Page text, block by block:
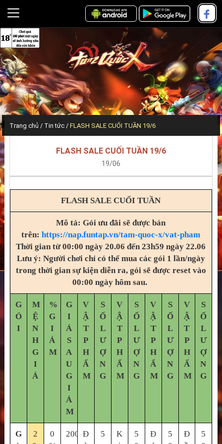
Trang chủ Tin tức FLASH SALE CUỐI TUẦN 19/6
FLASH SALE CUỐI TUẦN 19/6
19/06
FLASH SALE CUỐI TUẦN
Mô tả: Gói ưu đãi sẽ được bán
trên:https://nap.funtap.vn/tam-quoc-x/vat-pham
Thời gian từ 00:00 ngày 20.06 đến 23h59 ngày 22.06
Lưu ý: Người chơi chỉ có thể mua các gói 1 lần/ngày
trong thời gian sự kiện diễn ra, gói sẽ được reset vào
00:00 ngày hôm sau.
G
Ó
I
M
Ệ
N
H
G
I
Á
%
G
I
Ả
M
G
I
Á
S
A
U
G
I
Ả
M
V
Ậ
T
P
H
Ẩ
M
S
Ố
L
Ư
Ợ
N
G
V
Ậ
T
P
H
Ẩ
M
S
Ố
L
Ư
Ợ
N
G
V
Ậ
T
P
H
Ẩ
M
S
Ố
L
Ư
Ợ
N
G
V
Ậ
T
P
H
Ẩ
M
S
Ố
L
Ư
Ợ
N
G
G
2
0
20000
Đ
5
K
5
Đ
5
Đ
5